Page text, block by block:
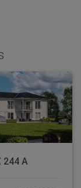
244 A